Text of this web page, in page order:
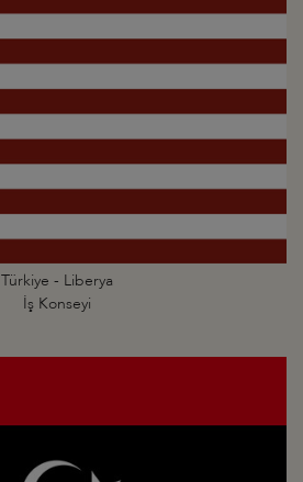
Türkiye - Liberya
İş Konseyi